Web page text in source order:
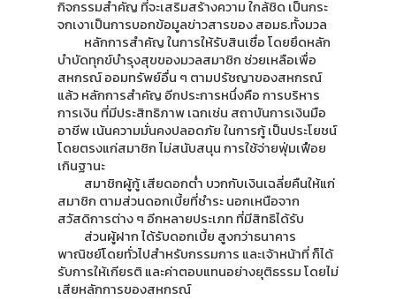
กิจกรรมสำคัญ ที่จะเสริมสร้างความ ใกล้ชิด เป็นกระ
จกเงาเป็นการบอกข้อมูลข่าวสารของ สอมธ.ทั้งมวล
หลักการสำคัญ ในการให้รับสินเชื่อ โดยยึดหลัก
บำบัดทุกข์บำรุงสุขของมวลสมาชิก ช่วยเหลือเพื่อ
สหกรณ์ ออมทรัพย์อื่น ๆ ตามปรัชญาของสหกรณ์
แล้ว หลักการสำคัญ อีกประการหนึ่งคือ การบริหาร
การเงิน ที่มีประสิทธิภาพ เฉกเช่น สถาบันการเงินมือ
อาชีพ เน้นความมั่นคงปลอดภัย ในการกู้ เป็นประโยชน์
โดยตรงแก่สมาชิก ไม่สนับสนุน การใช้จ่ายฟุ่มเฟือย
เกินฐานะ
สมาชิกผู้กู้ เสียดอกต่ำ บวกกับเงินเฉลี่ยคืนให้แก่
สมาชิก ตามส่วนดอกเบี้ยที่ชำระ นอกเหนือจาก
สวัสดิการต่าง ๆ อีกหลายประเภท ที่มีสิทธิได้รับ
ส่วนผู้ฝาก ได้รับดอกเบี้ย สูงกว่าธนาคาร
พาณิชย์โดยทั่วไปสำหรับกรรมการ และเจ้าหน้าที่ ก็ได้
รับการให้เกียรติ และค่าตอบแทนอย่างยุติธรรม โดยไม่
เสียหลักการของสหกรณ์